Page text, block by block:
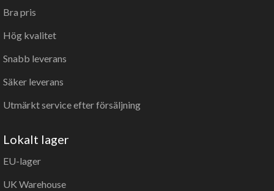
Bra pris
Hög kvalitet
Snabb leverans
Säker leverans
Utmärkt service efter försäljning
Lokalt lager
EU-lager
UK Warehouse